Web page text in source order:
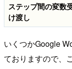
ステップ間の変数
け渡し
いくつかGoogle
ておりますので、